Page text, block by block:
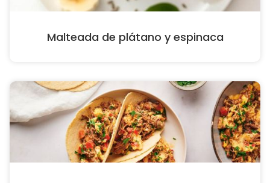
Malteada de plátano y espinaca